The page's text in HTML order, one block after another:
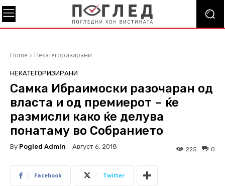
Home Некатегоризирани
НЕКАТЕГОРИЗИРАНИ
Самка Ибраимоски разочаран од
власта и од премиерот – ќе
размисли како ќе делува
понатаму во Собранието
By Pogled Admin Август 6, 2018 0
225
Facebook Twitter